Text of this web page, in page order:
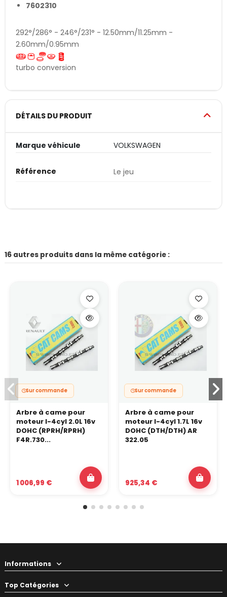
7602310
292°/286° - 246°/231° - 12.50mm/11.25mm -
2.60mm/0.95mm
turbo conversion
DÉTAILS DU PRODUIT
Marque véhicule VOLKSWAGEN
Référence Le jeu
16 autres produits dans la même catégorie :
Sur commande
Arbre à came pour
moteur I-4cyl 2.0L 16v
DOHC (RPRH/RPRH)
F4R.730...
1 006,99 €
Sur commande
Arbre à came pour
moteur I-4cyl 1.7L 16v
DOHC (DTH/DTH) AR
322.05
925,34 €
Informations
Top Catégories